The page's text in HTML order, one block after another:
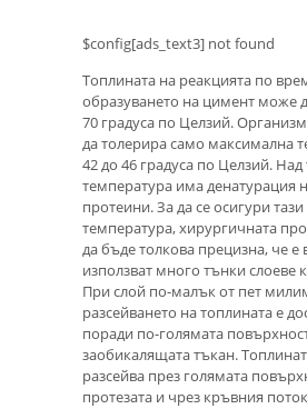
$config[ads_text3] not found
Топлината на реакцията по
образуването на цимент може
70 градуса по Целзий.
да толерира само максимална
42 до 46 градуса по Целзий. Над
температура има денатурация
протеини. За да се осигури
температура, хирургичната
да бъде толкова прецизна, че
използват много тънки слоеве
При слой по-малък от пет
разсейването на топлината е
поради по-голямата
заобикалящата тъкан.
разсейва през голямата
протезата и чрез кръвния